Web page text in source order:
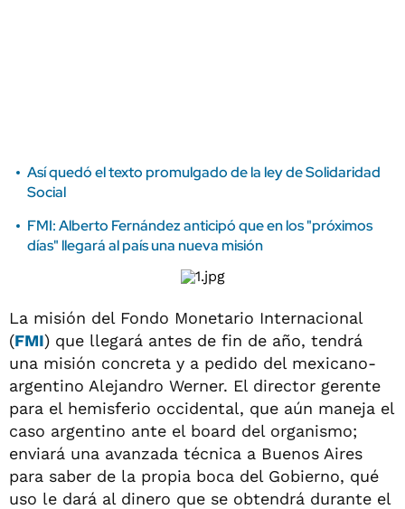
Así quedó el texto promulgado de la ley de Solidaridad
Social
FMI: Alberto Fernández anticipó que en los "próximos
días" llegará al país una nueva misión
La misión del Fondo Monetario Internacional
(FMI) que llegará antes de fin de año, tendrá
una misión concreta y a pedido del mexicano-
argentino Alejandro Werner. El director gerente
para el hemisferio occidental, que aún maneja el
caso argentino ante el board del organismo;
enviará una avanzada técnica a Buenos Aires
para saber de la propia boca del Gobierno, qué
uso le dará al dinero que se obtendrá durante el